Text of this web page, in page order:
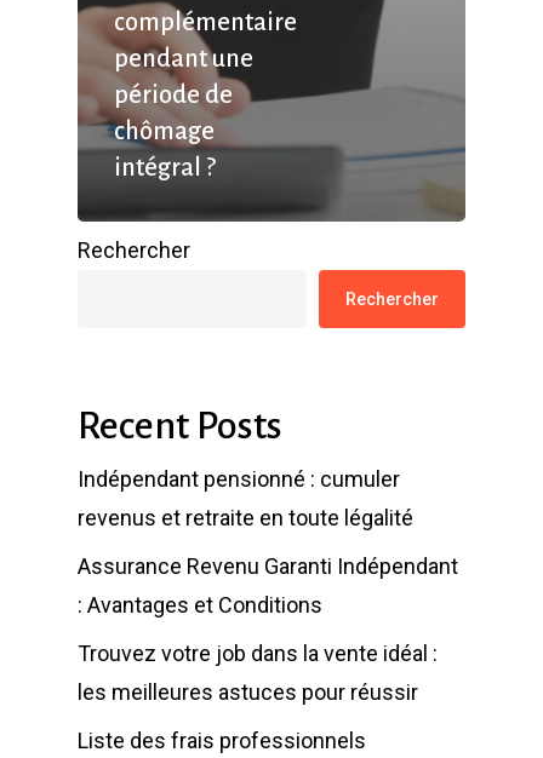
complémentaire
pendant une
période de
chômage
intégral ?
Rechercher
Rechercher
Recent Posts
Indépendant pensionné : cumuler
revenus et retraite en toute légalité
Assurance Revenu Garanti Indépendant
: Avantages et Conditions
Trouvez votre job dans la vente idéal :
les meilleures astuces pour réussir
Liste des frais professionnels